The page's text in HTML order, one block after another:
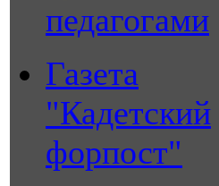
педагогами
Газета
"Кадетский
форпост"